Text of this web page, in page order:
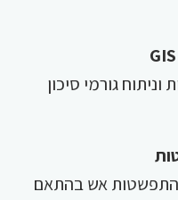
גורמי סיכון
אש בהתאם